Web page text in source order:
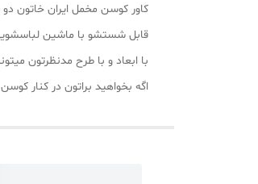
کاور کوسن مخمل ایران خاتون
قابل شستشو با ماشین
با ابعاد و با طرح مدنظرتون میتونیم
اگه بخواهید براتون در کنار